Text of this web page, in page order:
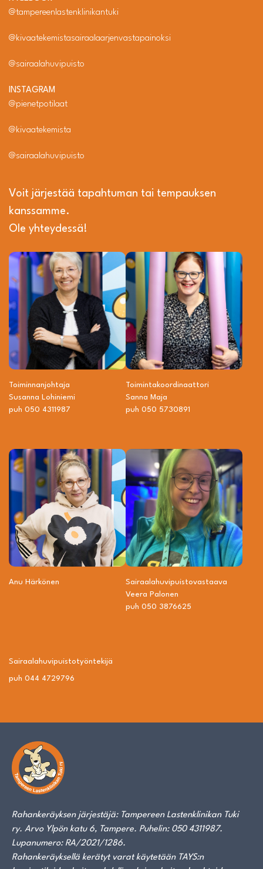
@tampereenlastenklinikantuki
@kivaatekemistasairaalaarjenvastapainoksi
@sairaalahuvipuisto
INSTAGRAM
@pienetpotilaat
@kivaatekemista
@sairaalahuvipuisto
Voit järjestää tapahtuman tai tempauksen
kanssamme.
Ole yhteydessä!
Toiminnanjohtaja
Susanna Lohiniemi
puh 050 4311987
Toiminta­­koordinaattori
Sanna Maja
puh 050 5730891
Anu Härkönen
Sairaalahuvipuisto­vastaava
Veera Palonen
puh 050 3876625
Sairaalahuvipuisto­työntekijä
puh 044 4729796
Rahankeräyksen järjestäjä: Tampereen Lastenklinikan Tuki
ry. Arvo Ylpön katu 6, Tampere. Puhelin: 050 4311987.
Lupanumero: RA/2021/1286.
Rahankeräyksellä kerätyt varat käytetään TAYS:n